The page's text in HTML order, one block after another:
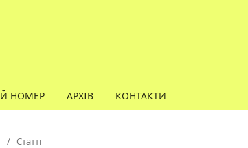
НОМЕР АРХІВ КОНТАКТИ
/ Статті